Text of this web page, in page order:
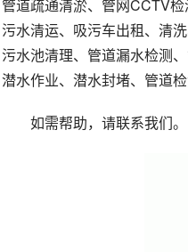
管道疏通清淤、管网CCTV
污水清运、吸污车出租、清
污水池清理、管道漏水检测
潜水作业、潜水封堵、管道
如需帮助，请联系我们。